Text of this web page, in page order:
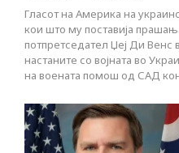
Гласот на Америка на
кои што му поставија
потпретседател Џеј Ди Венс
настаните со војната во
на воената помош од САД